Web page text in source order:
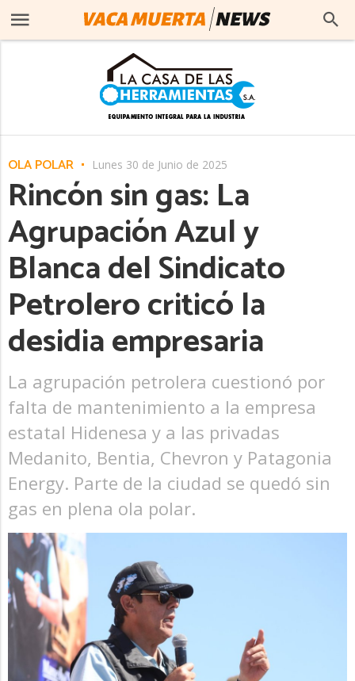
OLA POLAR Lunes 30 de Junio de 2025
Rincón sin gas: La
Agrupación Azul y
Blanca del Sindicato
Petrolero criticó la
desidia empresaria
La agrupación petrolera cuestionó por
falta de mantenimiento a la empresa
estatal Hidenesa y a las privadas
Medanito, Bentia, Chevron y Patagonia
Energy. Parte de la ciudad se quedó sin
gas en plena ola polar.